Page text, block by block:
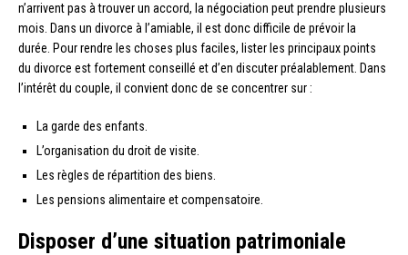
n’arrivent pas à trouver un accord, la négociation peut prendre plusieurs
mois. Dans un divorce à l’amiable, il est donc difficile de prévoir la
durée. Pour rendre les choses plus faciles, lister les principaux points
du divorce est fortement conseillé et d’en discuter préalablement. Dans
l’intérêt du couple, il convient donc de se concentrer sur :
La garde des enfants.
L’organisation du droit de visite.
Les règles de répartition des biens.
Les pensions alimentaire et compensatoire.
Disposer d’une situation patrimoniale